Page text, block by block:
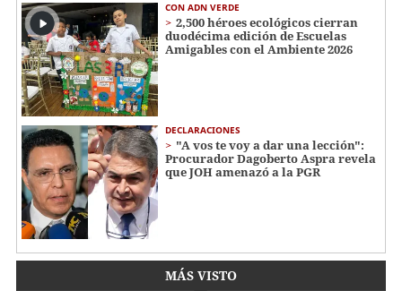
CON ADN VERDE
2,500 héroes ecológicos cierran
duodécima edición de Escuelas
Amigables con el Ambiente 2026
DECLARACIONES
"A vos te voy a dar una lección":
Procurador Dagoberto Aspra revela
que JOH amenazó a la PGR
MÁS VISTO